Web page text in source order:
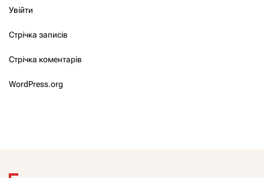
Увійти
Стрічка записів
Стрічка коментарів
WordPress.org